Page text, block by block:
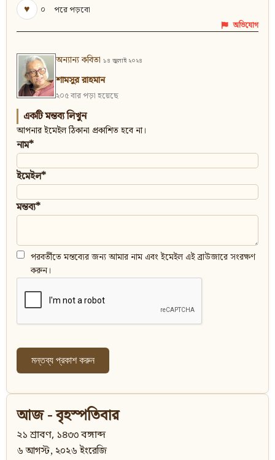
♥
০ পরে পড়বো
অভিযোগ
অন্যান্য কবিতা ১৪ জুলাই ২০২৪
শামসুর রাহমান
২০৫ বার পড়া হয়েছে
একটি মন্তব্য লিখুন
আপনার ইমেইল ঠিকানা প্রকাশিত হবে না।
নাম*
ইমেইল*
মন্তব্য*
পরবর্তীতে মন্তব্যের জন্য আমার নাম এবং ইমেইল এই ব্রাউজারে সংরক্ষণ
করুন।
আজ - বৃহস্পতিবার
২১ শ্রাবণ, ১৪৩৩ বঙ্গাব্দ
৬ আগস্ট, ২০২৬ ইংরেজি